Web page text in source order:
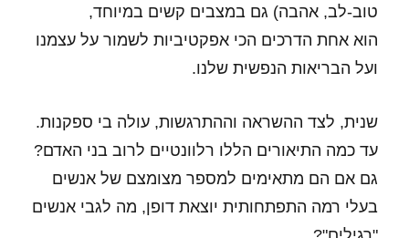
טוב-לב, אהבה) גם במצבים קשים במיוחד,
הוא אחת הדרכים הכי אפקטיביות לשמור על עצמנו
ועל הבריאות הנפשית שלנו.
שנית, לצד ההשראה וההתרגשות, עולה בי ספקנות.
עד כמה התיאורים הללו רלוונטיים לרוב בני האדם?
גם אם הם מתאימים למספר מצומצם של אנשים
בעלי רמה התפתחותית יוצאת דופן, מה לגבי אנשים